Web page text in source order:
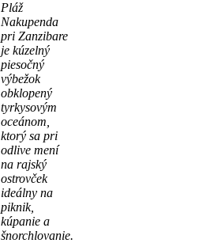
Pláž
Nakupenda
pri Zanzibare
je kúzelný
piesočný
výbežok
obklopený
tyrkysovým
oceánom,
ktorý sa pri
odlive mení
na rajský
ostrovček
ideálny na
piknik,
kúpanie a
šnorchlovanie.